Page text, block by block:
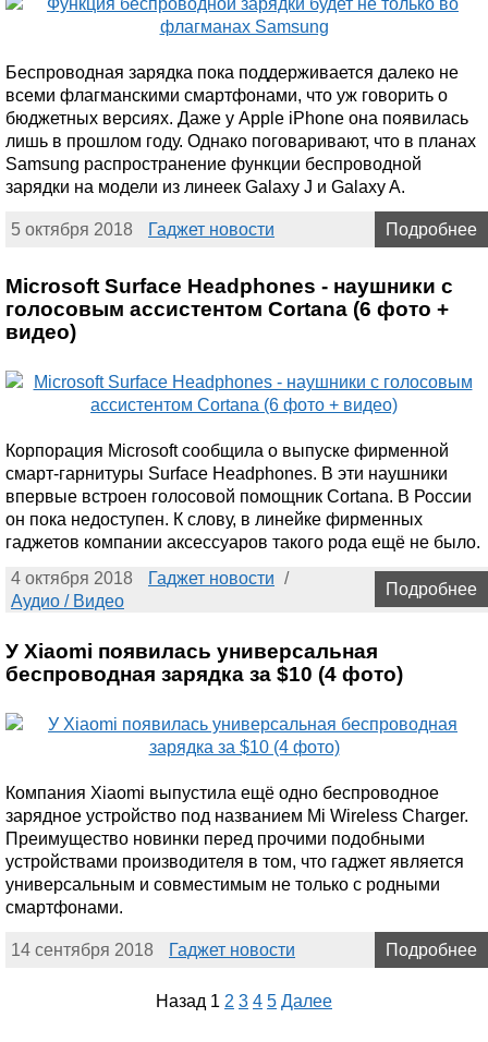
Беспроводная зарядка пока поддерживается далеко не
всеми флагманскими смартфонами, что уж говорить о
бюджетных версиях. Даже у Apple iPhone она появилась
лишь в прошлом году. Однако поговаривают, что в планах
Samsung распространение функции беспроводной
зарядки на модели из линеек Galaxy J и Galaxy A.
5 октября 2018 Гаджет новости Подробнее
Microsoft Surface Headphones - наушники с
голосовым ассистентом Cortana (6 фото +
видео)
Корпорация Microsoft сообщила о выпуске фирменной
смарт-гарнитуры Surface Headphones. В эти наушники
впервые встроен голосовой помощник Cortana. В России
он пока недоступен. К слову, в линейке фирменных
гаджетов компании аксессуаров такого рода ещё не было.
4 октября 2018
Гаджет новости /
Аудио / Видео
Подробнее
У Xiaomi появилась универсальная
беспроводная зарядка за $10 (4 фото)
Компания Xiaomi выпустила ещё одно беспроводное
зарядное устройство под названием Mi Wireless Charger.
Преимущество новинки перед прочими подобными
устройствами производителя в том, что гаджет является
универсальным и совместимым не только с родными
смартфонами.
14 сентября 2018 Гаджет новости Подробнее
Назад 1 2 3 4 5 Далее